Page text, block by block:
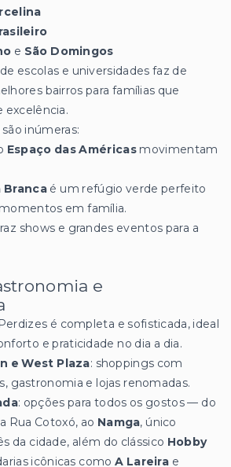
e São Domingos
escolas e universidades faz de
bairros para famílias que
excelência.
inúmeras:
Espaço das Américasmovimentam
Brancaé um refúgio verde perfeito
em família.
shows e grandes eventos para a
e
é completa e sofisticada, ideal
e praticidade no dia a dia.
e West Plaza: shoppings com
gastronomia e lojas renomadas.
: opções para todos os gostos — do
Rua Cotoxó, ao Namga, único
da cidade, além do clássico Hobby
icônicas comoA Lareira e